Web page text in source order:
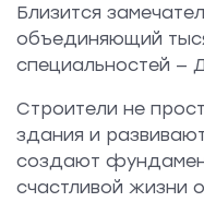
Близится
объединяющий
специальностей —
Строители не
здания и
создают
счастливой жизни